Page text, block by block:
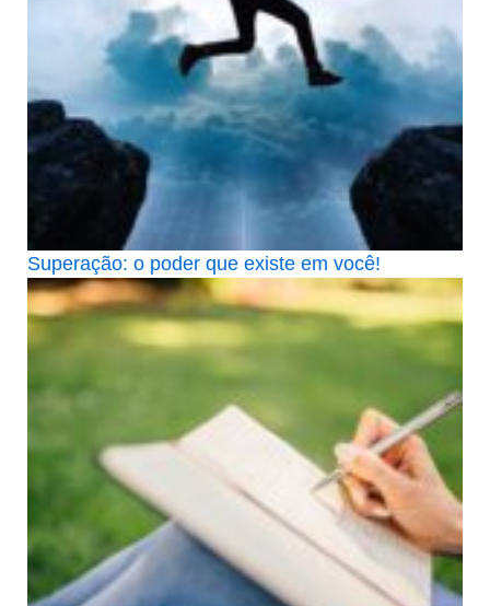
Superação: o poder que existe em você!